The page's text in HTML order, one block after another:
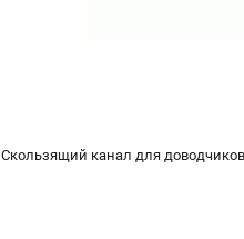
Скользящий канал для доводчиков